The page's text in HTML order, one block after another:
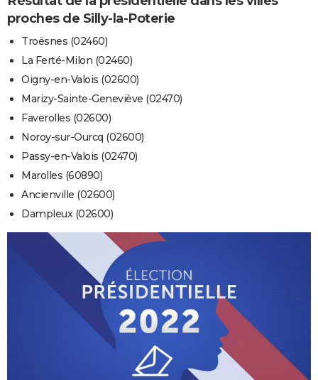
proches de Silly-la-Poterie
Troësnes (02460)
La Ferté-Milon (02460)
Oigny-en-Valois (02600)
Marizy-Sainte-Geneviève (02470)
Faverolles (02600)
Noroy-sur-Ourcq (02600)
Passy-en-Valois (02470)
Marolles (60890)
Ancienville (02600)
Dampleux (02600)